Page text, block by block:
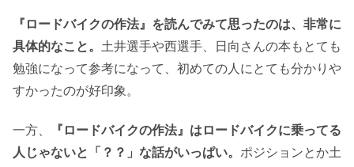
『ロードバイクの作法』を読んでみて思ったのは、非常に
具体的なこと。 土井選手や西選手、日向さんの本もとても
勉強になって参考になって、初めての人にとても分かりや
すかったのが好印象。
一方、
『ロードバイクの作法』はロードバイクに乗ってる
人じゃないと「？？」な話がいっぱい。 ポジションとか土